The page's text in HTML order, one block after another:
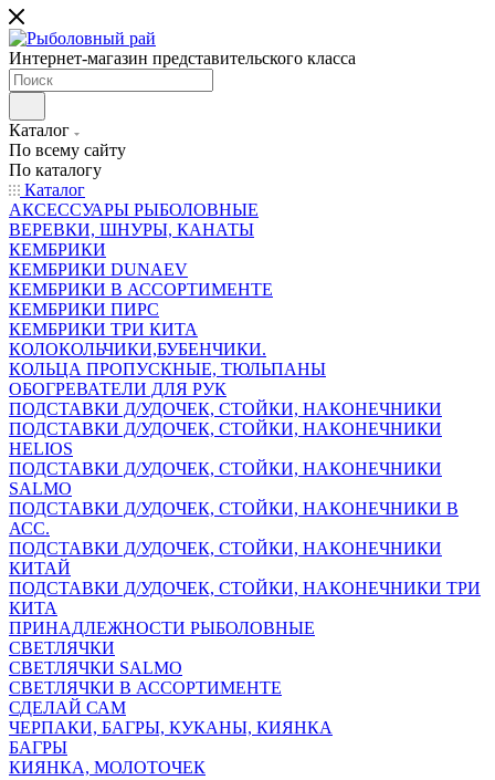
Интернет-магазин представительского класса
Каталог
По всему сайту
По каталогу
Каталог
АКСЕССУАРЫ РЫБОЛОВНЫЕ
ВЕРЕВКИ, ШНУРЫ, КАНАТЫ
КЕМБРИКИ
КЕМБРИКИ DUNAEV
КЕМБРИКИ В АССОРТИМЕНТЕ
КЕМБРИКИ ПИРС
КЕМБРИКИ ТРИ КИТА
КОЛОКОЛЬЧИКИ,БУБЕНЧИКИ.
КОЛЬЦА ПРОПУСКНЫЕ, ТЮЛЬПАНЫ
ОБОГРЕВАТЕЛИ ДЛЯ РУК
ПОДСТАВКИ Д/УДОЧЕК, СТОЙКИ, НАКОНЕЧНИКИ
ПОДСТАВКИ Д/УДОЧЕК, СТОЙКИ, НАКОНЕЧНИКИ
HELIOS
ПОДСТАВКИ Д/УДОЧЕК, СТОЙКИ, НАКОНЕЧНИКИ
SALMO
ПОДСТАВКИ Д/УДОЧЕК, СТОЙКИ, НАКОНЕЧНИКИ В
АСС.
ПОДСТАВКИ Д/УДОЧЕК, СТОЙКИ, НАКОНЕЧНИКИ
КИТАЙ
ПОДСТАВКИ Д/УДОЧЕК, СТОЙКИ, НАКОНЕЧНИКИ ТРИ
КИТА
ПРИНАДЛЕЖНОСТИ РЫБОЛОВНЫЕ
СВЕТЛЯЧКИ
СВЕТЛЯЧКИ SALMO
СВЕТЛЯЧКИ В АССОРТИМЕНТЕ
СДЕЛАЙ САМ
ЧЕРПАКИ, БАГРЫ, КУКАНЫ, КИЯНКА
БАГРЫ
КИЯНКА, МОЛОТОЧЕК